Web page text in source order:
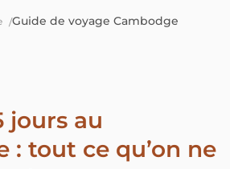
Guide de voyage Cambodge
jours au
: tout ce qu’on ne